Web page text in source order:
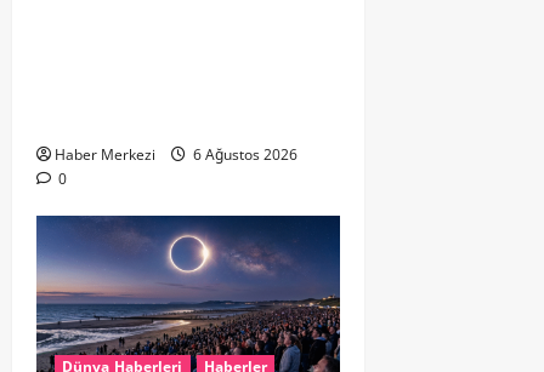
Haber Merkezi
6 Ağustos 2026
0
Dünya Haberleri Haberler